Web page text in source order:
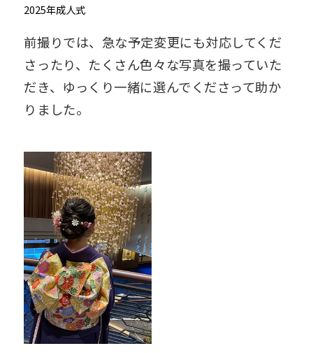
2025年成人式
前撮りでは、急な予定変更にも対応してくだ
さったり、たくさん色々な写真を撮っていた
だき、ゆっくり一緒に選んでくださって助か
りました。